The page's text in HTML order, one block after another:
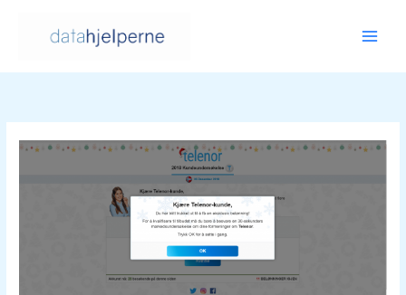
innholdet